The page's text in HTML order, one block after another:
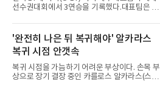
하며 승리를 견인했다.이로써 광주수피아여고는
첫 경기부터 25점 차 승리를 거두며 대회 2연패
누르고 8강에 진출했다. 용산고는 이승민이 22
점을 기록하며 공격을 주도했고
선수권대회에서 3연승을 기록했다.대표팀은 9
FIVB U-17 여자 세계선수권대회 조별리그 D조
3차전에서 이탈리아를 3-1(25-14 25-19 13-25
25-20)로 꺾었다. 푸에르토리코, 대만에 이은 3
연승으로 승점 9를 쌓아 조 1위에 올랐다. 24개
팀이 6개 팀씩 4개 조로 나뉘어 조별리그를 치르
며 각 조 상위 4개 팀이 16강에 진출한다.지난해
U-16 아시아선수권 우승으로 처음 이 대회에 나
'완전히 나은 뒤 복귀해야' 알카라스
복귀 시점 안갯속
복귀 시점을 가늠하기 어려운 부상이다. 손목 부
상으로 장기 결장 중인 카를로스 알카라스(스페